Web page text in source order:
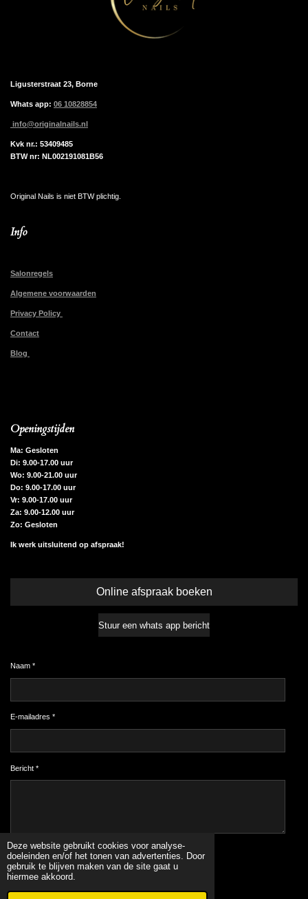
Deze website gebruikt cookies voor analyse-
doeleinden en/of het tonen van advertenties. Door
gebruik te blijven maken van de site gaat u
hiermee akkoord.
Ligusterstraat 23, Borne
Whats app: 06 10828854
info@originalnails.nl
Kvk nr.: 53409485
BTW nr: NL002191081B56
Original Nails is niet BTW plichtig.
Info
Salonregels
Algemene voorwaarden
Privacy Policy
Contact
Blog
Openingstijden
Ma: Gesloten
Di: 9.00-17.00 uur
Wo: 9.00-21.00 uur
Do: 9.00-17.00 uur
Vr: 9.00-17.00 uur
Za: 9.00-12.00 uur
Zo: Gesloten
Ik werk uitsluitend op afspraak!
Online afspraak boeken
Stuur een whats app bericht
Naam *
E-mailadres *
Bericht *
Verzenden
© 2022 - 2026 www.originalnails.nl